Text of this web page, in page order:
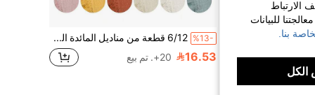
كبير
%13- 6/12 قطعة من مناديل المائدة الكتانية البسيطة والنقية، ماصة وصديقة للبشرة، مناسبة للحفلات والأعراس والمطاعم وديكور طاولة الطعام، قابلة للتنفس وخفيفة الوزن
16.53 20+. تم بيع
الارتباط
للبيانات
بنا.